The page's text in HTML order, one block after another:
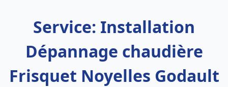
Service: Installation
Dépannage chaudière
Frisquet Noyelles Godault